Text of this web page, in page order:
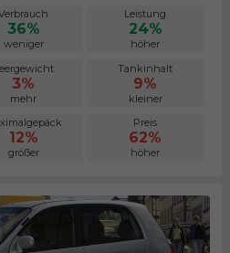
36%
weniger
Leistung
24%
höher
3%
mehr
Tankinhalt
9%
kleiner
12%
größer
Preis
62%
höher